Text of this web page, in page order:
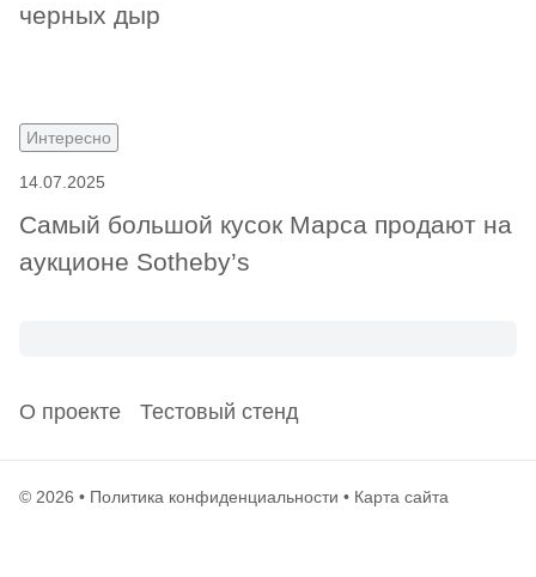
черных дыр
Интересно
14.07.2025
Самый большой кусок Марса продают на
аукционе Sotheby’s
О проекте Тестовый стенд
© 2026 • Политика конфиденциальности • Карта сайта